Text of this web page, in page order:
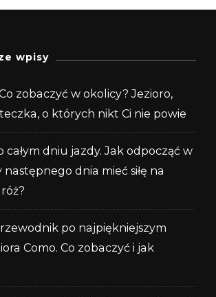
wpisy
zobaczyć w okolicy? Jezioro,
o których nikt Ci nie powie
całym dniu jazdy. Jak odpocząć w
następnego dnia mieć siłę na
po najpiękniejszym
Como. Co zobaczyć i jak